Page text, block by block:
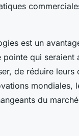
est un
qui seraient
de réduire leurs
mondiales,
du